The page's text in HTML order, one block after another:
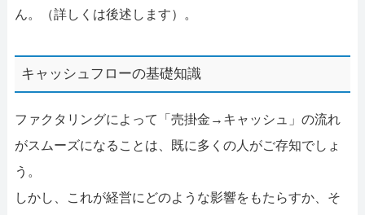
ん。（詳しくは後述します）。
キャッシュフローの基礎知識
ファクタリングによって「売掛金→キャッシュ」の流れ
がスムーズになることは、既に多くの人がご存知でしょ
う。
しかし、これが経営にどのような影響をもたらすか、そ